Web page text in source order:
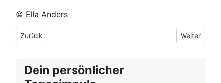
© Ella Anders
Vorheriger Beitrag: Abraham – Geh, sei ein Segen!
Zurück Nächster
Weiter
Dein persönlicher